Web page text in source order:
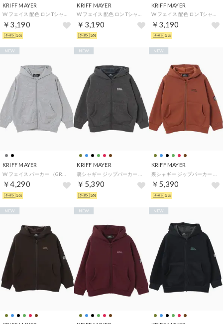
KRIFF MAYER
￥3,190
5%
KRIFF MAYER
￥3,190
5%
KRIFF MAYER
￥3,190
5%
KRIFF MAYER
￥4,290
NEW
5%
KRIFF MAYER
￥5,390
NEW
5%
KRIFF MAYER
￥5,390
NEW
5%
NEW NEW NEW